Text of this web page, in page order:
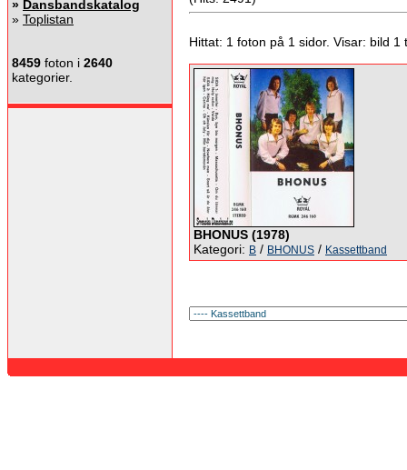
» Dansbandskatalog
» Toplistan
8459 foton i 2640
kategorier.
Hittat: 1 foton på 1 sidor. Visar: bild 1
BHONUS (1978)
Kategori: B / BHONUS / Kassettband